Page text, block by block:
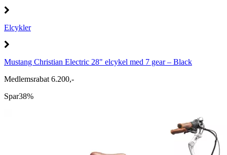
Elcykler
Mustang Christian Electric 28" elcykel med 7 gear – Black
Medlemsrabat 6.200,-
Spar38%